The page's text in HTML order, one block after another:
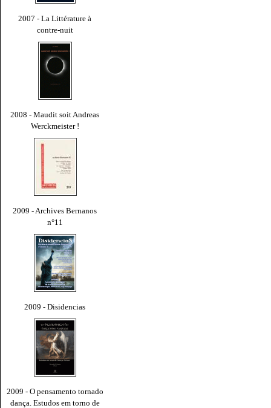
2007 - La Littérature à
contre-nuit
2008 - Maudit soit Andreas
Werckmeister !
2009 - Archives Bernanos
n°11
2009 - Disidencias
2009 - O pensamento tornado
dança. Estudos em torno de